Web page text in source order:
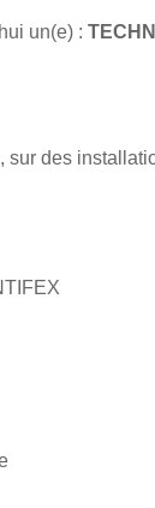
un(e) :
sur des